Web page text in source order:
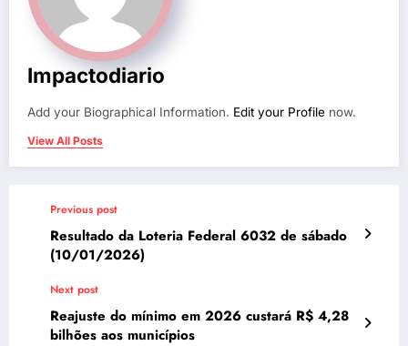
Impactodiario
Add your Biographical Information. Edit your Profile now.
View All Posts
Previous post
Resultado da Loteria Federal 6032 de sábado
(10/01/2026)
Next post
Reajuste do mínimo em 2026 custará R$ 4,28
bilhões aos municípios